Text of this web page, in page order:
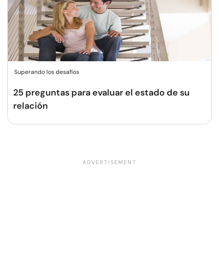
Superando los desafíos
25 preguntas para evaluar el estado de su
relación